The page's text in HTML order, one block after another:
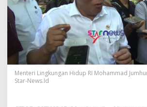
d
a
k
A
d
P
e
Menteri Lingkungan Hidup RI Mohammad
Star-News.Id